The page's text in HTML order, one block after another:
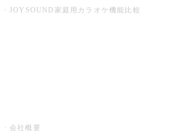
JOYSOUND家庭用カラオケ機能比較
会社概要